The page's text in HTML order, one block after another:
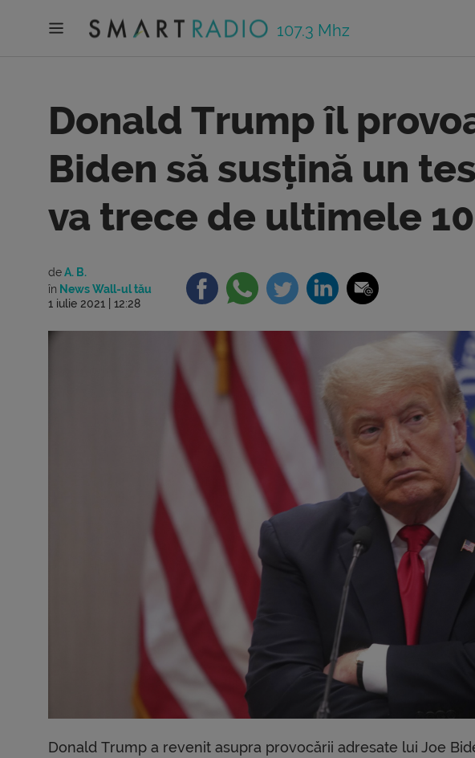
107.3 Mhz
Donald Trump îl
Biden să susțină un
va trece de ultimele
deA. B.
în News Wall-ul tău
1 iulie 2021 | 12:28
Donald Trump a revenit asupra provocării adresate lui Joe